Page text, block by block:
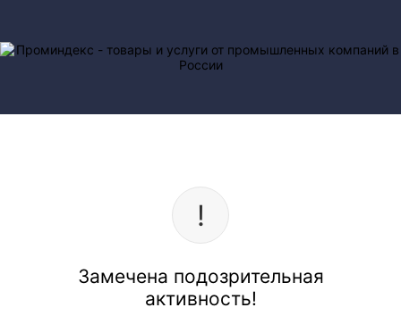
Замечена подозрительная
активность!